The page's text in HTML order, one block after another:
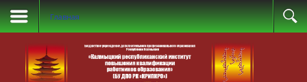
Главная